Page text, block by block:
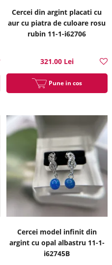
Cercei din argint placati cu
aur cu piatra de culoare rosu
rubin 11-1-i62706
321.00 Lei
Pune in cos
Cercei model infinit din
argint cu opal albastru 11-1-
i62745B